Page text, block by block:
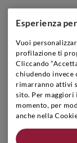
Esperienza
Vuoi
profilazione ti
Cliccando
chiudendo invece
rimarranno attivi
sito. Per maggiori
momento, per
anche nella